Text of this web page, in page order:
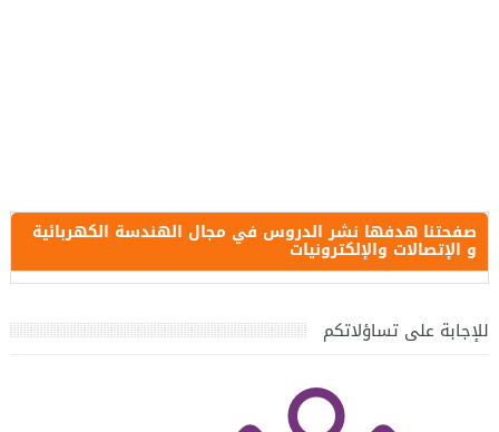
صفحتنا هدفها نشر الدروس في مجال الهندسة الكهربائية
و الإتصالات والإلكترونيات
للإجابة على تساؤلاتكم